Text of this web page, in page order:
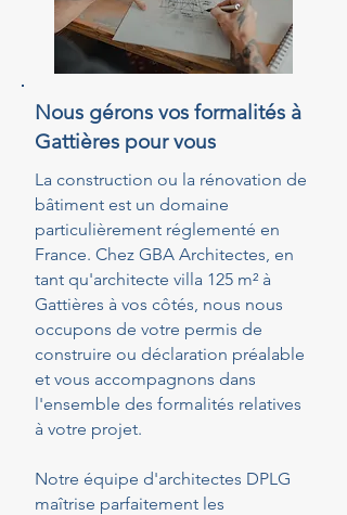
Nous gérons vos formalités à
Gattières pour vous
La construction ou la rénovation de
bâtiment est un domaine
particulièrement réglementé en
France. Chez GBA Architectes, en
tant qu'architecte villa 125 m² à
Gattières à vos côtés, nous nous
occupons de votre permis de
construire ou déclaration préalable
et vous accompagnons dans
l'ensemble des formalités relatives
à votre projet.
Notre équipe d'architectes DPLG
maîtrise parfaitement les